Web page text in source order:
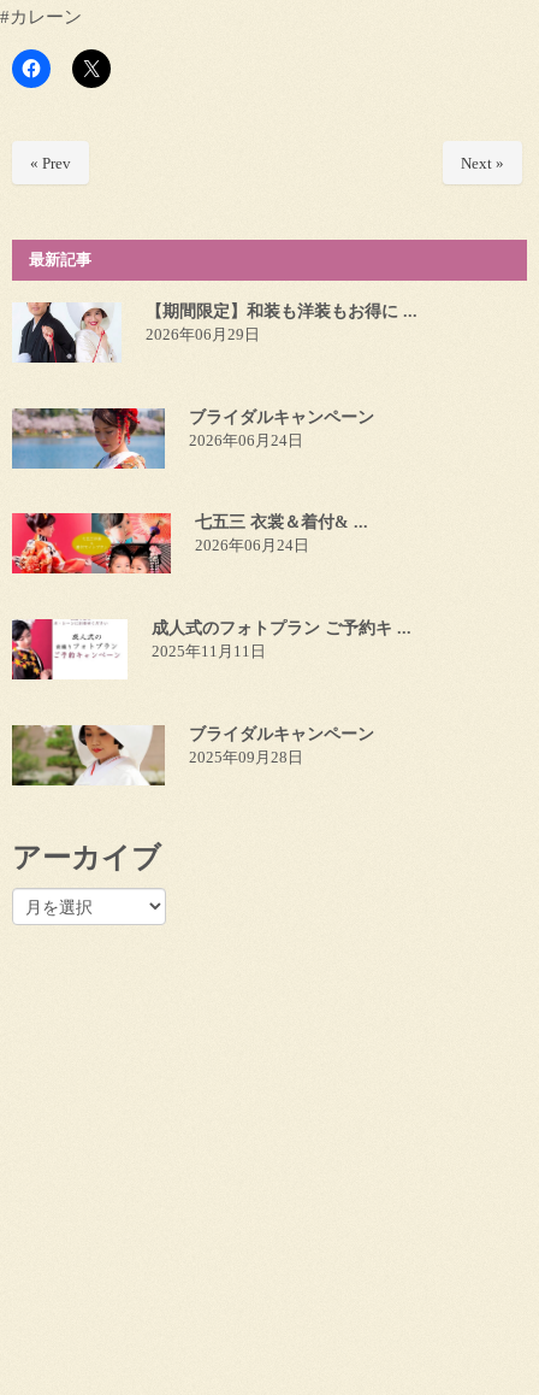
#カレーン
« Prev Next »
最新記事
【期間限定】和装も洋装もお得に ...
2026年06月29日
ブライダルキャンペーン
2026年06月24日
七五三 衣裳＆着付& ...
2026年06月24日
成人式のフォトプラン ご予約キ ...
2025年11月11日
ブライダルキャンペーン
2025年09月28日
アーカイブ